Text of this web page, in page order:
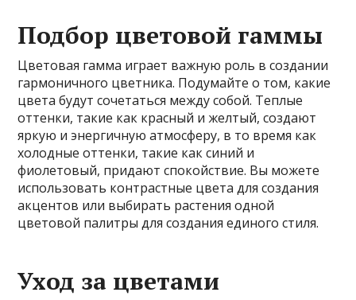
Подбор цветовой гаммы
Цветовая гамма играет важную роль в создании
гармоничного цветника. Подумайте о том, какие
цвета будут сочетаться между собой. Теплые
оттенки, такие как красный и желтый, создают
яркую и энергичную атмосферу, в то время как
холодные оттенки, такие как синий и
фиолетовый, придают спокойствие. Вы можете
использовать контрастные цвета для создания
акцентов или выбирать растения одной
цветовой палитры для создания единого стиля.
Уход за цветами